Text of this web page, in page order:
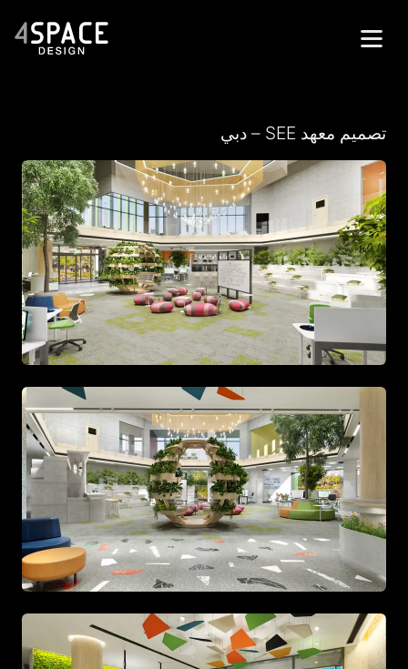
المشاريع
الخدمات
الشركة
الاتصال
English
تواصل معنا
تصميم معهد SEE – دبي